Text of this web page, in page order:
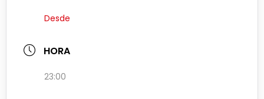
Desde
HORA
23:00